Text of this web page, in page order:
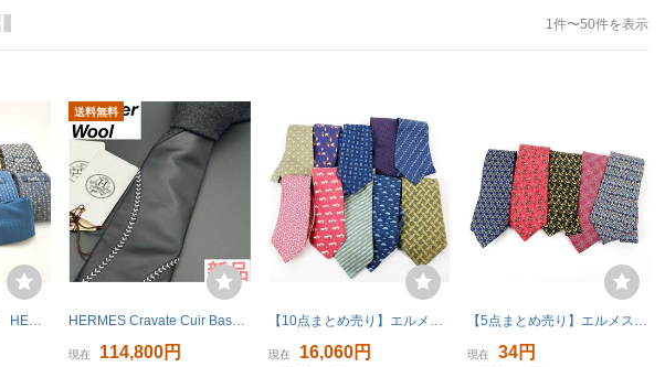
1件〜50件を表示
1円スタート 良品有 HERMES エルメスのネクタイ 11本セット アニマル・パターン・H柄他
送料無料
HERMES Cravate Cuir Baseball 黒 レザー ウール ネクタイ 7-8-62
現在 114,800円
【10点まとめ売り】エルメス HERMES ネクタイ ブランド スーツ 服飾雑貨 小物 現状販売【UY58】
現在 16,060円
【5点まとめ売り】エルメス HERMES ネクタイ ブランド スーツ 服飾雑貨 小物 現状販売【UY61】
現在 34円